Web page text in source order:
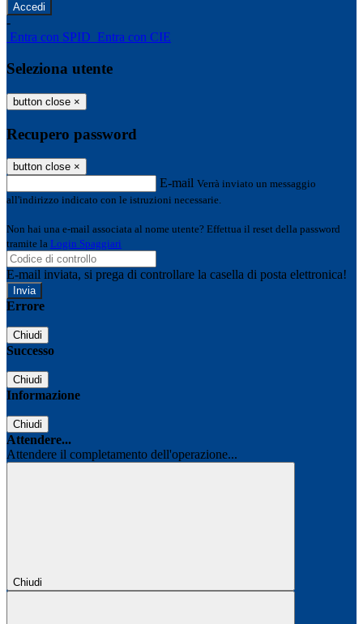
-
Entra con SPID Entra con CIE
Seleziona utente
button close ×
Recupero password
button close ×
E-mail Verrà inviato un messaggio
all'indirizzo indicato con le istruzioni necessarie.
Non hai una e-mail associata al nome utente? Effettua il reset della password
tramite la Login Spaggiari
E-mail inviata, si prega di controllare la casella di posta elettronica!
Errore
Chiudi
Successo
Chiudi
Informazione
Chiudi
Attendere...
Attendere il completamento dell'operazione...
Chiudi